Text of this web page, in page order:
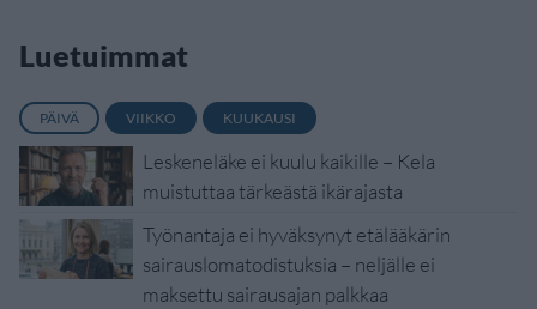
Luetuimmat
PÄIVÄ VIIKKO KUUKAUSI
Leskeneläke ei kuulu kaikille – Kela
muistuttaa tärkeästä ikärajasta
Työnantaja ei hyväksynyt etälääkärin
sairauslomatodistuksia – neljälle ei
maksettu sairausajan palkkaa